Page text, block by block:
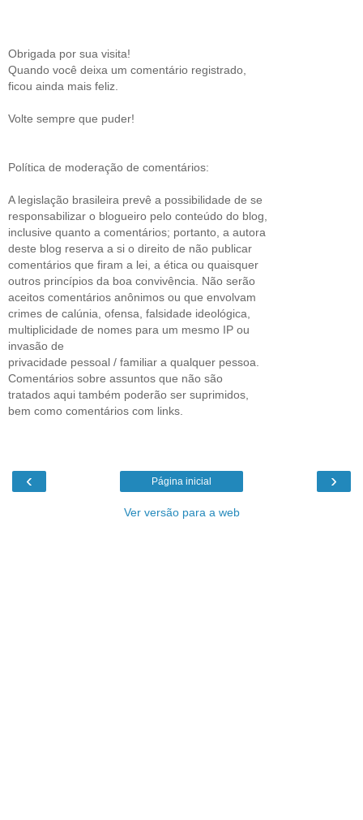
Obrigada por sua visita!
Quando você deixa um comentário registrado,
ficou ainda mais feliz.
Volte sempre que puder!
Política de moderação de comentários:
A legislação brasileira prevê a possibilidade de se
responsabilizar o blogueiro pelo conteúdo do blog,
inclusive quanto a comentários; portanto, a autora
deste blog reserva a si o direito de não publicar
comentários que firam a lei, a ética ou quaisquer
outros princípios da boa convivência. Não serão
aceitos comentários anônimos ou que envolvam
crimes de calúnia, ofensa, falsidade ideológica,
multiplicidade de nomes para um mesmo IP ou
invasão de
privacidade pessoal / familiar a qualquer pessoa.
Comentários sobre assuntos que não são
tratados aqui também poderão ser suprimidos,
bem como comentários com links.
‹ ›
Página inicial
Ver versão para a web